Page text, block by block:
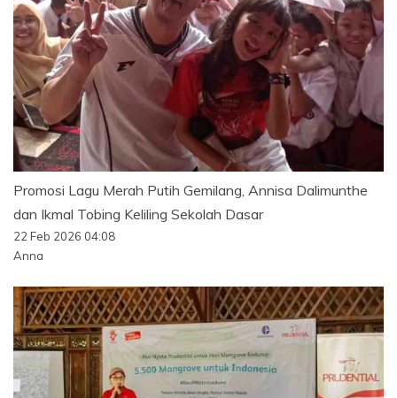
Promosi Lagu Merah Putih Gemilang, Annisa Dalimunthe
dan Ikmal Tobing Keliling Sekolah Dasar
22 Feb 2026 04:08
Anna